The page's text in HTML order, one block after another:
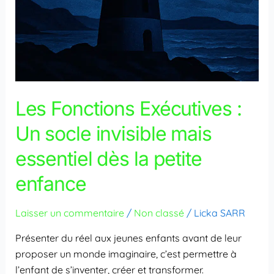
Les Fonctions Exécutives :
Un socle invisible mais
essentiel dès la petite
enfance
Laisser un commentaire / Non classé/ Licka SARR
Présenter du réel aux jeunes enfants avant de leur
proposer un monde imaginaire, c’est permettre à
l’enfant de s’inventer, créer et transformer.
enfance